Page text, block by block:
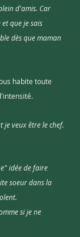
d'amis. Car
que je sais
dès que maman
habite toute
je veux être le chef.
idée de faire
soeur dans la
si je ne